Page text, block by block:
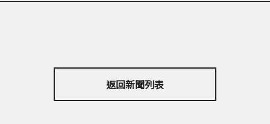
返回新聞列表